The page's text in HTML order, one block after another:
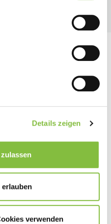
Details zeigen
verwenden